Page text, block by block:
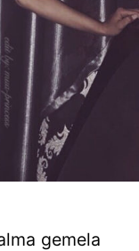
gemela